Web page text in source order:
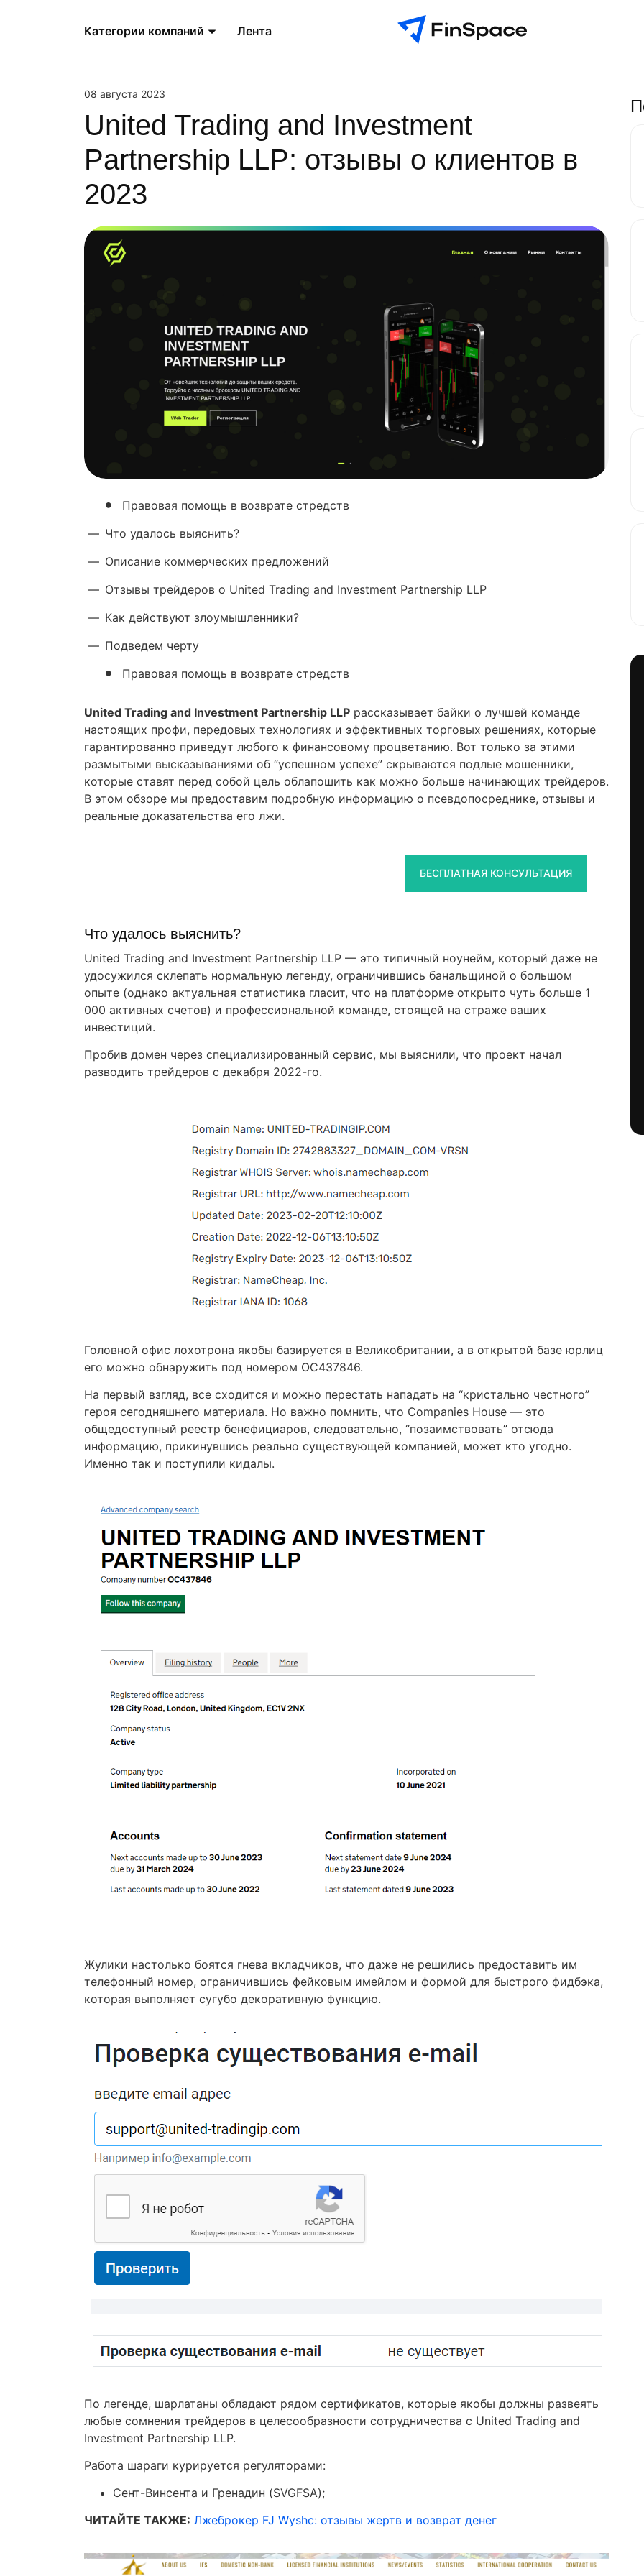
Категории компаний Лента
08 августа 2023
United Trading and Investment
Partnership LLP: отзывы о клиентов в
2023
Правовая помощь в возврате стредств
— Что удалось выяснить?
— Описание коммерческих предложений
— Отзывы трейдеров о United Trading and Investment Partnership LLP
— Как действуют злоумышленники?
— Подведем черту
Правовая помощь в возврате стредств
United Trading and Investment Partnership LLP рассказывает байки о лучшей команде
настоящих профи, передовых технологиях и эффективных торговых решениях, которые
гарантированно приведут любого к финансовому процветанию. Вот только за этими
размытыми высказываниями об “успешном успехе” скрываются подлые мошенники,
которые ставят перед собой цель облапошить как можно больше начинающих трейдеров.
В этом обзоре мы предоставим подробную информацию о псевдопосреднике, отзывы и
реальные доказательства его лжи.
БЕСПЛАТНАЯ КОНСУЛЬТАЦИЯ
Что удалось выяснить?
United Trading and Investment Partnership LLP — это типичный ноунейм, который даже не
удосужился склепать нормальную легенду, ограничившись банальщиной о большом
опыте (однако актуальная статистика гласит, что на платформе открыто чуть больше 1
000 активных счетов) и профессиональной команде, стоящей на страже ваших
инвестиций.
Пробив домен через специализированный сервис, мы выяснили, что проект начал
разводить трейдеров с декабря 2022-го.
Головной офис лохотрона якобы базируется в Великобритании, а в открытой базе юрлиц
его можно обнаружить под номером OC437846.
На первый взгляд, все сходится и можно перестать нападать на “кристально честного”
героя сегодняшнего материала. Но важно помнить, что Companies House — это
общедоступный реестр бенефициаров, следовательно, “позаимствовать” отсюда
информацию, прикинувшись реально существующей компанией, может кто угодно.
Именно так и поступили кидалы.
Жулики настолько боятся гнева вкладчиков, что даже не решились предоставить им
телефонный номер, ограничившись фейковым имейлом и формой для быстрого фидбэка,
которая выполняет сугубо декоративную функцию.
По легенде, шарлатаны обладают рядом сертификатов, которые якобы должны развеять
любые сомнения трейдеров в целесообразности сотрудничества с United Trading and
Investment Partnership LLP.
Работа шараги курируется регуляторами:
Сент-Винсента и Гренадин (SVGFSA);
ЧИТАЙТЕ ТАКЖЕ: Лжеброкер FJ Wyshc: отзывы жертв и возврат денег